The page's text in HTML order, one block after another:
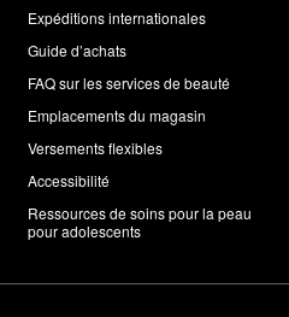
Expéditions internationales
Guide d’achats
FAQ sur les services de beauté
Emplacements du magasin
Versements flexibles
Accessibilité
Ressources de soins pour la peau
pour adolescents